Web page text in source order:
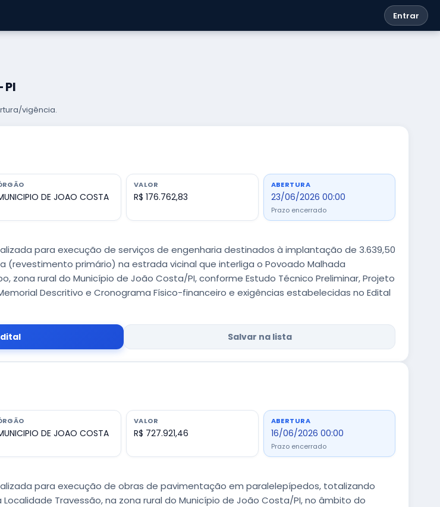
Entrar
PI
vigência.
DE JOAO COSTA
VALOR
R$ 176.762,83
ABERTURA
23/06/2026 00:00
Prazo encerrado
para execução de serviços de engenharia destinados à implantação de 3.639,50
(revestimento primário) na estrada vicinal que interliga o Povoado Malhada
zona rural do Município de João Costa/PI, conforme Estudo Técnico Preliminar, Projeto
Descritivo e Cronograma Físico-financeiro e exigências estabelecidas no Edital
Salvar na lista
DE JOAO COSTA
VALOR
R$ 727.921,46
ABERTURA
16/06/2026 00:00
Prazo encerrado
para execução de obras de pavimentação em paralelepípedos, totalizando
Localidade Travessão, na zona rural do Município de João Costa/PI, no âmbito do